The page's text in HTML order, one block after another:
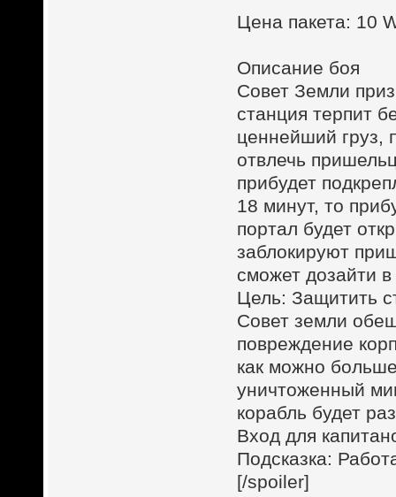
Цена пакета: 10
Описание боя
Совет Земли
станция терпит
ценнейший груз,
отвлечь
прибудет
18 минут, то
портал будет
заблокируют
сможет дозайти
Цель: Защитить
Совет земли
повреждение
как можно
уничтоженный
корабль будет
Вход для
Подсказка:
[/spoiler]